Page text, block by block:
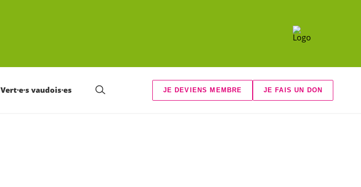
Vert·e·s vaudois·es JE DEVIENS MEMBRE JE FAIS UN DON